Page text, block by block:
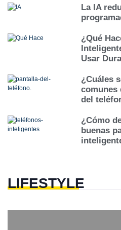
La IA
¿Qué
Usar
¿Cuáles
comunes
del
¿Cómo
buenas
LIFESTYLE